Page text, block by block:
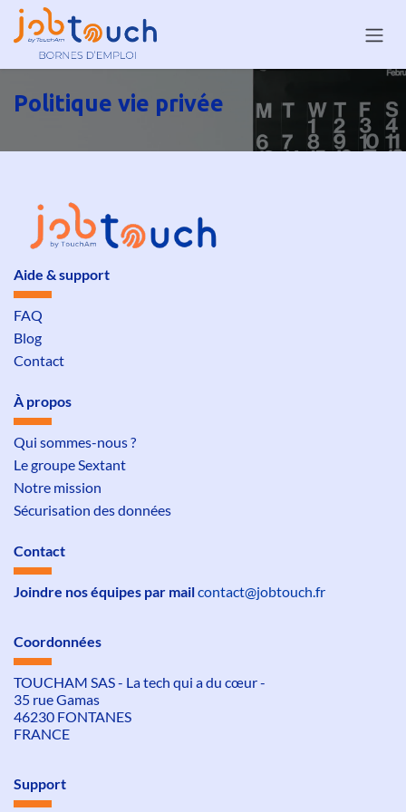
Se rendre au contenu
Politique vie privée
Aide & support
FAQ
Blog
Contact
À propos
Qui sommes-nous ?
Le groupe Sextant
Notre mission
Sécurisation des données
Contact
Joindre nos équipes par mailcontact@jobtouch.fr
Coordonnées
TOUCHAM SAS - La tech qui a du cœur -
35 rue Gamas
46230 FONTANES
FRANCE
Support